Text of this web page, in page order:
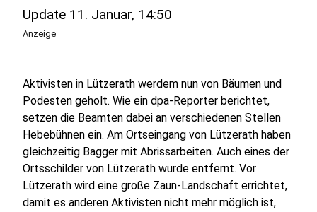
Update 11. Januar, 14:50
Anzeige
Aktivisten in Lützerath werdem nun von Bäumen und
Podesten geholt. Wie ein dpa-Reporter berichtet,
setzen die Beamten dabei an verschiedenen Stellen
Hebebühnen ein. Am Ortseingang von Lützerath haben
gleichzeitig Bagger mit Abrissarbeiten. Auch eines der
Ortsschilder von Lützerath wurde entfernt. Vor
Lützerath wird eine große Zaun-Landschaft errichtet,
damit es anderen Aktivisten nicht mehr möglich ist,